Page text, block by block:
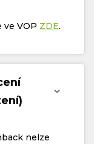
VOP ZDE.
nelze